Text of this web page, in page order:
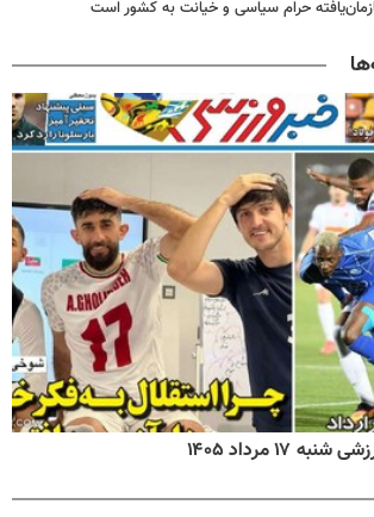
حرام سیاسی و خیانت به کشور است
۱۷ مرداد ۱۴۰۵